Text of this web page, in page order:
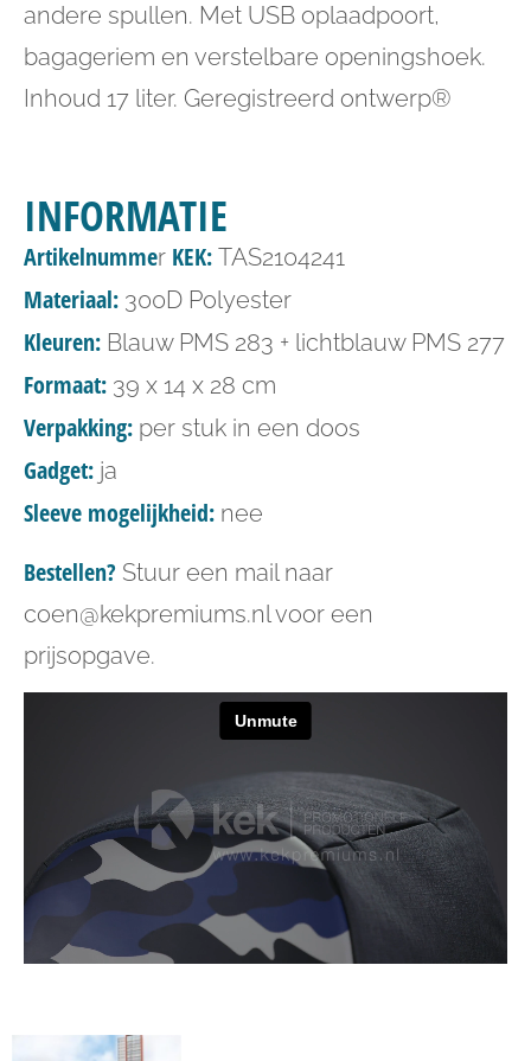
andere spullen. Met USB oplaadpoort,
bagageriem en verstelbare openingshoek.
Inhoud 17 liter. Geregistreerd ontwerp®
INFORMATIE
Artikelnummer KEK: TAS2104241
Materiaal: 300D Polyester
Kleuren: Blauw PMS 283 + lichtblauw PMS 277
Formaat: 39 x 14 x 28 cm
Verpakking: per stuk in een doos
Gadget: ja
Sleeve mogelijkheid: nee
Bestellen? Stuur een mail naar
coen@kekpremiums.nl voor een
prijsopgave.